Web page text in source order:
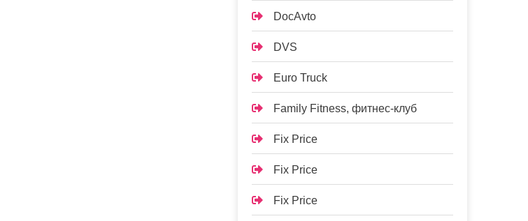
DocAvto
DVS
Euro Truck
Family Fitness, фитнес-клуб
Fix Price
Fix Price
Fix Price